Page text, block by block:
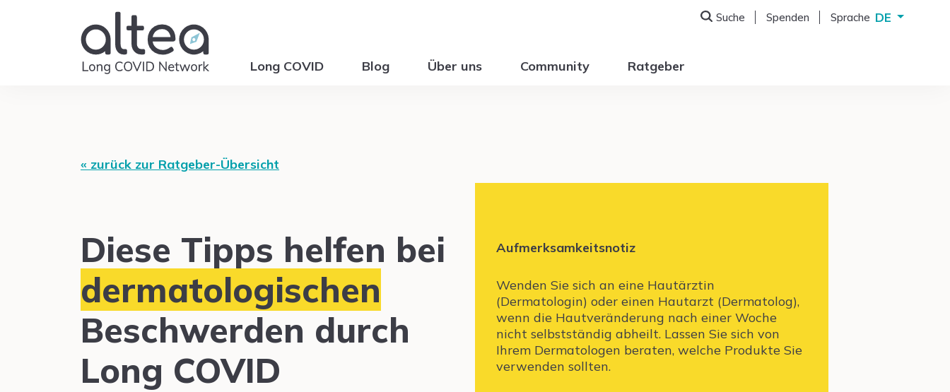
Long COVID Blog Über uns Community Ratgeber
Suche Spenden Sprache DE
« zurück zur Ratgeber-Übersicht
Diese Tipps helfen bei
dermatologischen
Beschwerden durch
Long COVID
Aufmerksamkeitsnotiz
Wenden Sie sich an eine Hautärztin
(Dermatologin) oder einen Hautarzt (Dermatolog),
wenn die Hautveränderung nach einer Woche
nicht selbstständig abheilt. Lassen Sie sich von
Ihrem Dermatologen beraten, welche Produkte Sie
verwenden sollten.